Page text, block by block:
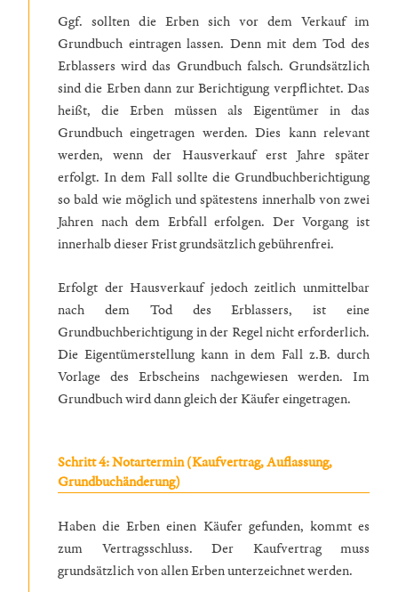
Ggf. sollten die Erben sich vor dem Verkauf im
Grundbuch eintragen lassen. Denn mit dem Tod des
Erblassers wird das Grundbuch falsch. Grundsätzlich
sind die Erben dann zur Berichtigung verpflichtet. Das
heißt, die Erben müssen als Eigentümer in das
Grundbuch eingetragen werden. Dies kann relevant
werden, wenn der Hausverkauf erst Jahre später
erfolgt. In dem Fall sollte die Grundbuchberichtigung
so bald wie möglich und spätestens innerhalb von zwei
Jahren nach dem Erbfall erfolgen. Der Vorgang ist
innerhalb dieser Frist grundsätzlich gebührenfrei.
Erfolgt der Hausverkauf jedoch zeitlich unmittelbar
nach dem Tod des Erblassers, ist eine
Grundbuchberichtigung in der Regel nicht erforderlich.
Die Eigentümerstellung kann in dem Fall z.B. durch
Vorlage des Erbscheins nachgewiesen werden. Im
Grundbuch wird dann gleich der Käufer eingetragen.
Schritt 4: Notartermin (Kaufvertrag, Auflassung,
Grundbuchänderung)
Haben die Erben einen Käufer gefunden, kommt es
zum Vertragsschluss. Der Kaufvertrag muss
grundsätzlich von allen Erben unterzeichnet werden.